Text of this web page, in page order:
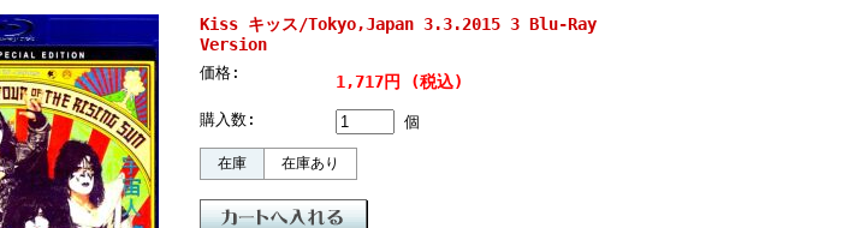
Kiss キッス/Tokyo,Japan 3.3.2015 3 Blu-Ray
Version
価格: 1,717円 (税込)
購入数: 個
在庫 在庫あり